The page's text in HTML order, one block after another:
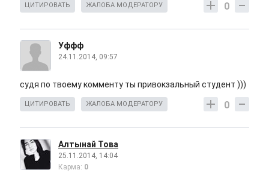
0
ЦИТИРОВАТЬ ЖАЛОБА МОДЕРАТОРУ
Уффф
24.11.2014, 09:57
судя по твоему комменту ты привокзальный студент )))
0
ЦИТИРОВАТЬ ЖАЛОБА МОДЕРАТОРУ
Алтынай Това
25.11.2014, 14:04
Карма: 0